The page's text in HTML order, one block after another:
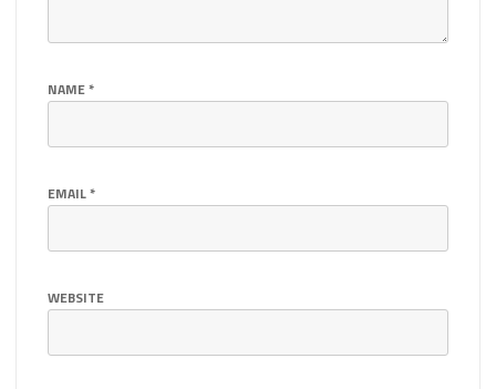
NAME*
EMAIL*
WEBSITE